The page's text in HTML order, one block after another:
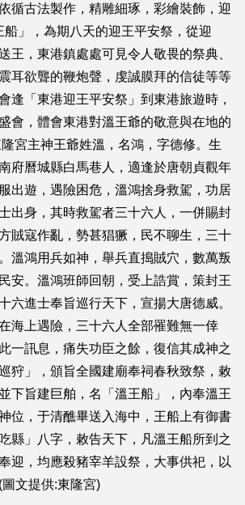
循古法製作，精雕細琢，彩繪裝飾，迎
船」，為期八天的迎王平安祭，從迎
王，東港鎮處處可見令人敬畏的祭典、
耳欲聾的鞭炮聲，虔誠膜拜的信徒等等
逢「東港迎王平安祭」到東港旅遊時，
會，體會東港對溫王爺的敬意與在地的
宮主神王爺姓溫，名鴻，字德修。生
府曆城縣白馬巷人，適逢於唐朝貞觀年
出遊，遇險困危，溫鴻捨身救駕，功居
出身，其時救駕者三十六人，一併賜封
賊寇作亂，勢甚猖獗，民不聊生，三十
溫鴻用兵如神，舉兵直搗賊穴，數萬叛
安。溫鴻班師回朝，受上誥賞，策封王
六進士奉旨巡行天下，宣揚大唐德威。
海上遇險，三十六人全部罹難無一倖
一訊息，痛失功臣之餘，復信其成神之
狩」，頒旨全國建廟奉祠春秋致祭，敕
下旨建巨舶，名「溫王船」，內奉溫王
位，于清醮畢送入海中，王船上有御書
縣」八字，敕告天下，凡溫王船所到之
迎，均應殺豬宰羊設祭，大事供祀，以
文提供:東隆宮)